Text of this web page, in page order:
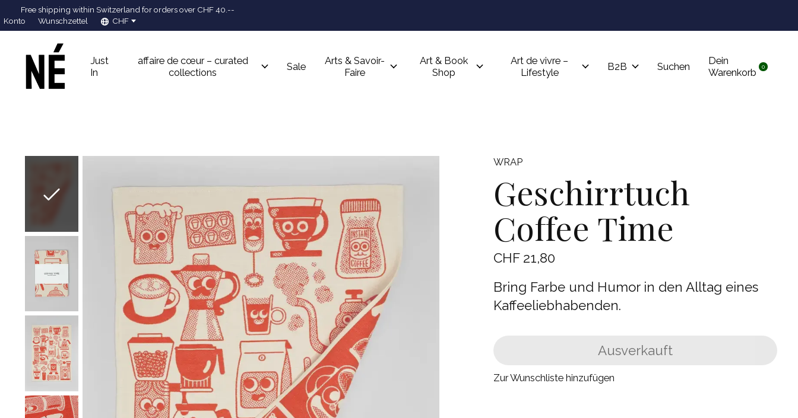
Free shipping within Switzerland for orders over CHF 40.--
Konto Wunschzettel CHF
Just
In
affaire de cœur – curated
collections
Sale
Arts & Savoir-
Faire
Art & Book
Shop
Art de vivre –
Lifestyle
B2B Suchen
Dein
Warenkorb
0items
WRAP
Geschirrtuch
Coffee Time
CHF 21,80
Bring Farbe und Humor in den Alltag eines
Kaffeeliebhabenden.
Ausverkauft
Zur Wunschliste hinzufügen